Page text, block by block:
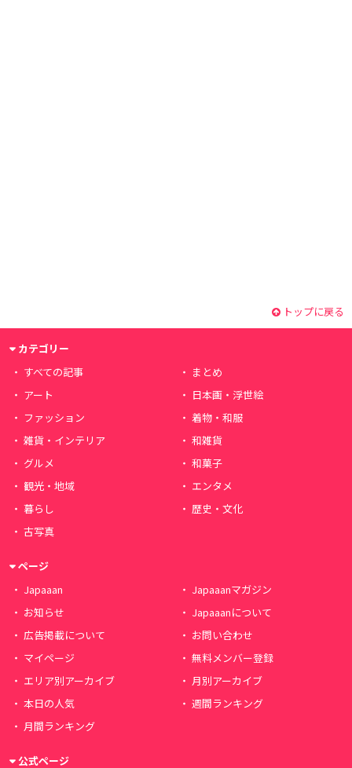
トップに戻る
カテゴリー
すべての記事
まとめ
アート
日本画・浮世絵
ファッション
着物・和服
雑貨・インテリア
和雑貨
グルメ
和菓子
観光・地域
エンタメ
暮らし
歴史・文化
古写真
ページ
Japaaan
Japaaanマガジン
お知らせ
Japaaanについて
広告掲載について
お問い合わせ
マイページ
無料メンバー登録
エリア別アーカイブ
月別アーカイブ
本日の人気
週間ランキング
月間ランキング
公式ページ